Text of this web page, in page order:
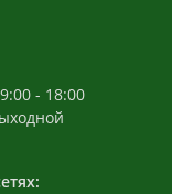
- 18:00